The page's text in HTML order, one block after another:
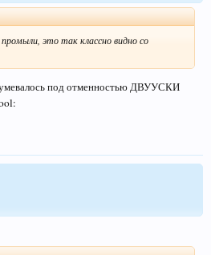
это так классно видно со
под отменностью ДВУУСКИ